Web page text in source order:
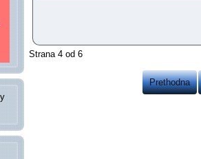
Strana 4 od 6
Prethodna